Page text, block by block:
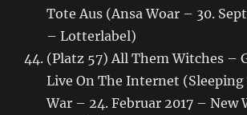
Tote Aus (Ansa Woar – 30.
– Lotterlabel)
(Platz 57) All Them Witches –
Live On The Internet
War – 24. Februar 2017 – New